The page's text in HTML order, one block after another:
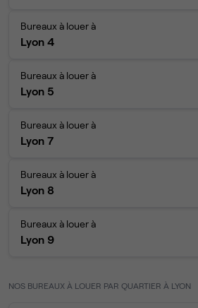
Bureaux à louer à
Lyon 4
Bureaux à louer à
Lyon 5
Bureaux à louer à
Lyon 7
Bureaux à louer à
Lyon 8
Bureaux à louer à
Lyon 9
NOS BUREAUX À LOUER PAR QUARTIER À LYON